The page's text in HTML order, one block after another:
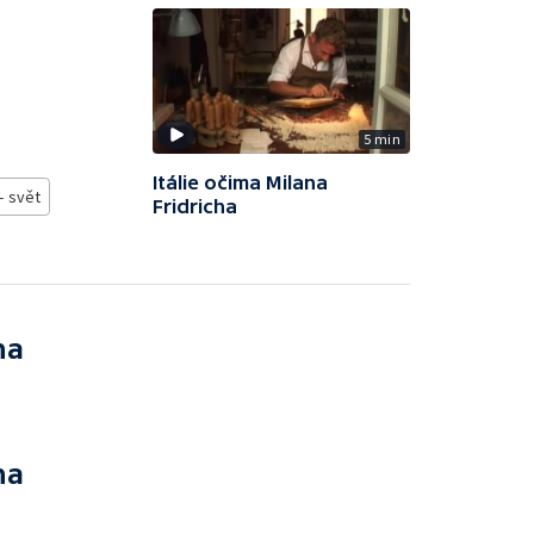
svět
5 min
Itálie očima Milana
Fridricha